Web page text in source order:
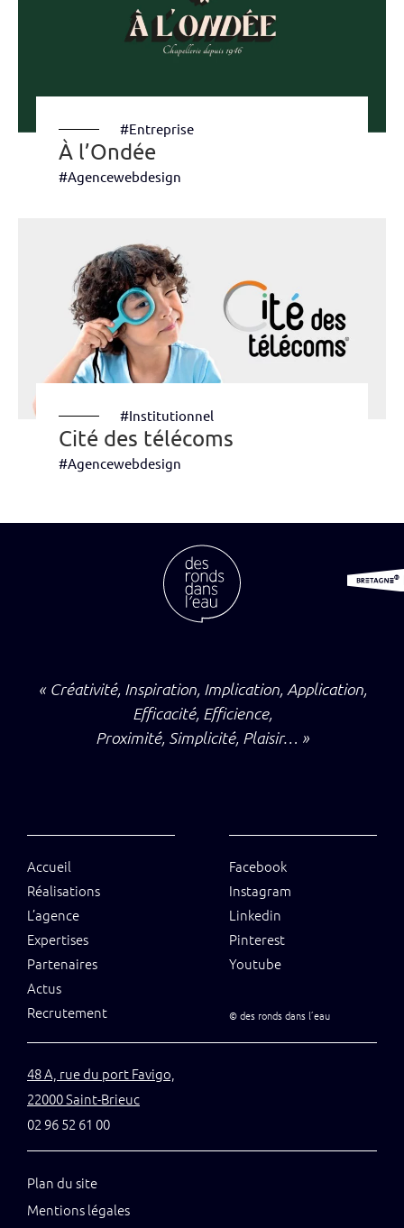
#Entreprise
#Agencewebdesign
À l’Ondée
#Institutionnel
#Agencewebdesign
Cité des télécoms
« Créativité, Inspiration, Implication, Application,
Efficacité, Efficience,
Proximité, Simplicité, Plaisir… »
Plan du site
Mentions légales
48 A, rue du port Favigo,
22000 Saint-Brieuc
02 96 52 61 00
Accueil
Réalisations
L’agence
Expertises
Partenaires
Actus
Recrutement
Facebook
Instagram
Linkedin
Pinterest
Youtube
©des ronds dans l’eau